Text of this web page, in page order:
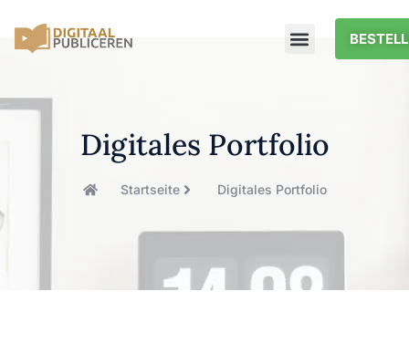
Digitales Portfolio
Startseite Digitales Portfolio